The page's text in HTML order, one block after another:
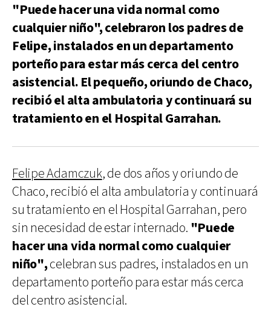
"Puede hacer una vida normal como
cualquier niño", celebraron los padres de
Felipe, instalados en un departamento
porteño para estar más cerca del centro
asistencial. El pequeño, oriundo de Chaco,
recibió el alta ambulatoria y continuará su
tratamiento en el Hospital Garrahan.
Felipe Adamczuk, de dos años y oriundo de
Chaco, recibió el alta ambulatoria y continuará
su tratamiento en el Hospital Garrahan, pero
sin necesidad de estar internado. "Puede
hacer una vida normal como cualquier
niño",celebran sus padres, instalados en un
departamento porteño para estar más cerca
del centro asistencial.